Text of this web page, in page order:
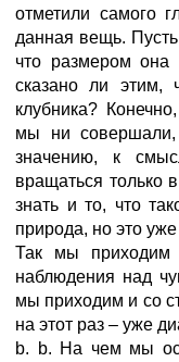
отметили самого
данная вещь.
что размером она
сказано ли этим,
клубника?
мы ни совершали,
значению, к
вращаться только
знать и то, что
природа, но это
Так мы приходим
наблюдения над
мы приходим и со
на этот раз – уже
b. b. На чем мы